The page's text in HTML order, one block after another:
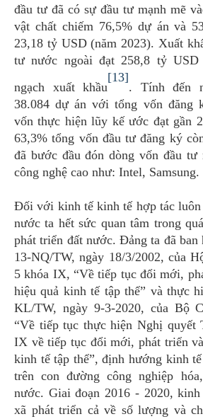
đầu tư đã có sự đầu tư mạnh mẽ
vật chất chiếm 76,5% dự án và
23,18 tỷ USD (năm 2023). Xuất
tư nước ngoài đạt 258,8 tỷ USD
ngạch xuất khầu
[13]
. Tính đến
38.084 dự án với tổng vốn đăng
vốn thực hiện lũy kế ước đạt gần
63,3% tổng vốn đầu tư đăng ký
đã bước đầu đón dòng vốn đầu
công nghệ cao như: Intel, Samsung.
Đối với kinh tế kinh tế hợp tác
nước ta hết sức quan tâm trong
phát triển đất nước. Đảng ta đã ban
13-NQ/TW, ngày 18/3/2002, của
5 khóa IX, “Về tiếp tục đổi mới,
hiệu quả kinh tế tập thể” và thực
KL/TW, ngày 9-3-2020, của Bộ
“Về tiếp tục thực hiện Nghị quyết
IX về tiếp tục đổi mới, phát triển
kinh tế tập thể”, định hướng kinh
trên con đường công nghiệp
nước. Giai đoạn 2016 - 2020,
xã phát triển cả về số lượng và